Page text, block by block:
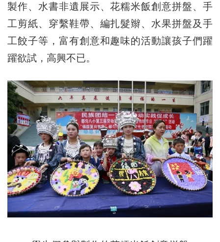
製作、水書非遺展示、花糯米飯創意拼盤、手
工剪紙、穿繫鞋帶、編扎髮辮、水果拼盤及手
工餃子等，富有創意和趣味的活動讓孩子們躍
躍欲試，高興不已。